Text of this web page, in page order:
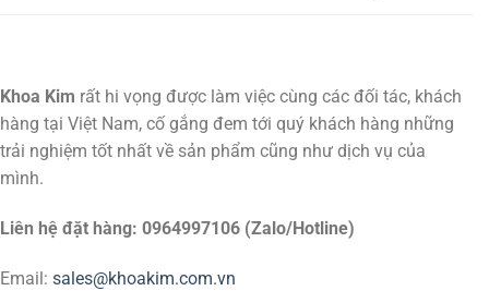
Khoa Kim rất hi vọng được làm việc cùng các đối tác, khách
hàng tại Việt Nam, cố gắng đem tới quý khách hàng những
trải nghiệm tốt nhất về sản phẩm cũng như dịch vụ của
mình.
Liên hệ đặt hàng: 0964997106 (Zalo/Hotline)
Email: sales@khoakim.com.vn